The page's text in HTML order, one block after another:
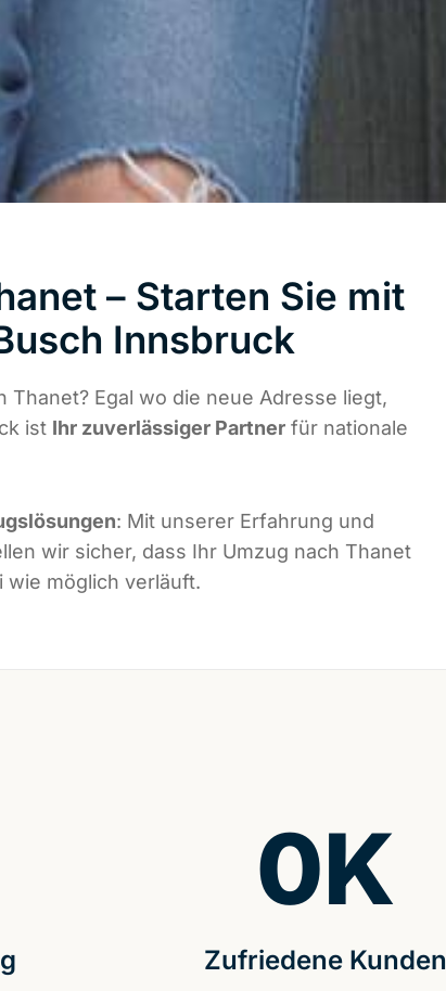
– Starten Sie mit
Innsbruck
Thanet? Egal wo die neue Adresse liegt,
ist Ihr zuverlässiger Partner für nationale
: Mit unserer Erfahrung und
wir sicher, dass Ihr Umzug nach Thanet
möglich verläuft.
Zufriedene Kunden
0K